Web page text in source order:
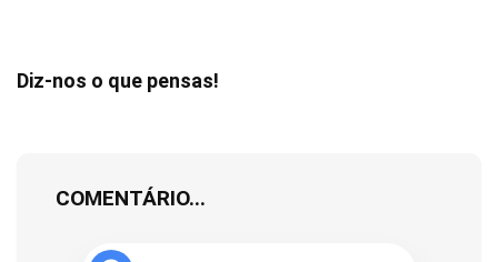
Diz-nos o que pensas!
COMENTÁRIO...